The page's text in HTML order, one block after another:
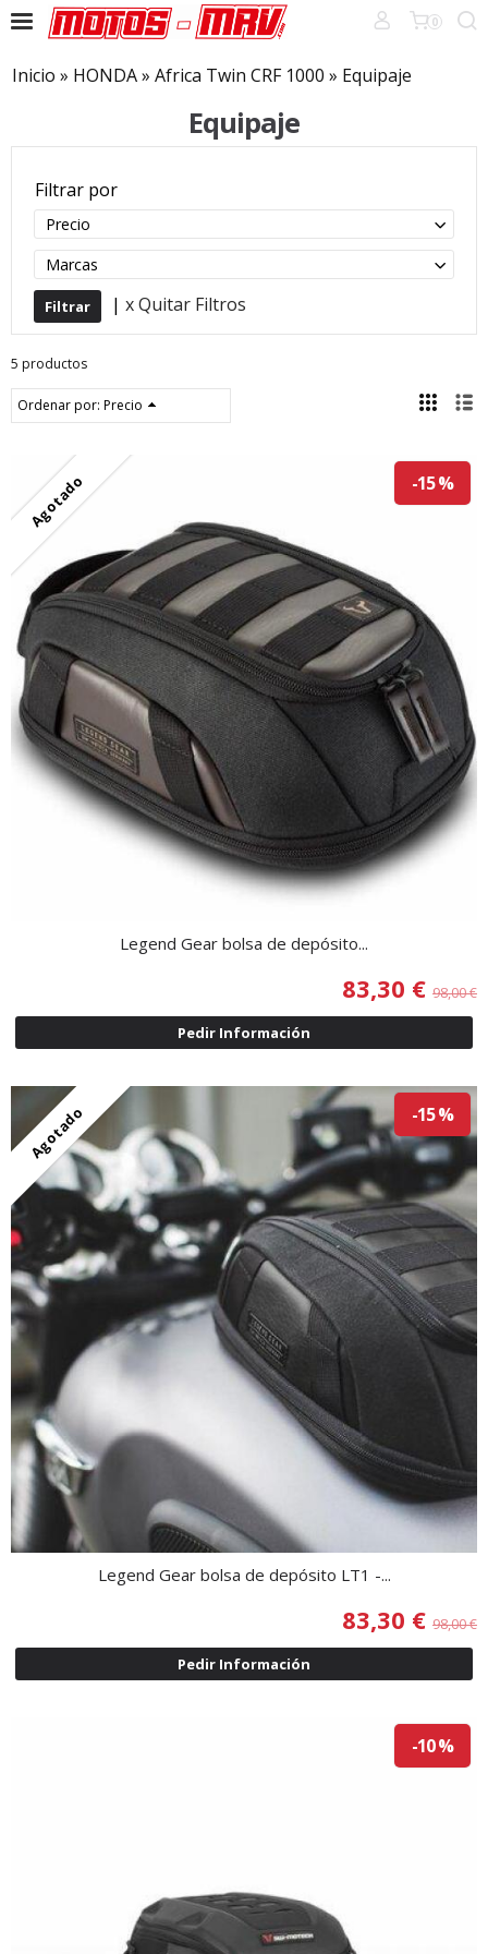
0
Inicio » HONDA» Africa Twin CRF 1000 » Equipaje
Equipaje
Filtrar por
Precio
Marcas
| x Quitar Filtros
5 productos
Ordenar por: Precio
Agotado -15 %
Legend Gear bolsa de depósito...
83,30 € 98,00 €
Pedir Información
Agotado -15 %
Legend Gear bolsa de depósito LT1 -...
83,30 € 98,00 €
Pedir Información
-10 %